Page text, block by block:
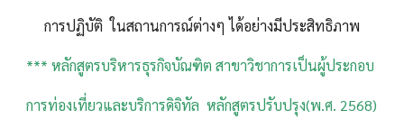
การปฏิบัติ ในสถานการณ์ต่างๆ ได้อย่างมีประสิทธิภาพ
*** หลักสูตรบริหารธุรกิจบัณฑิต สาขาวิชาการเป็นผู้ประกอบ
การท่องเที่ยวและบริการดิจิทัล หลักสูตรปรับปรุง(พ.ศ. 2568)